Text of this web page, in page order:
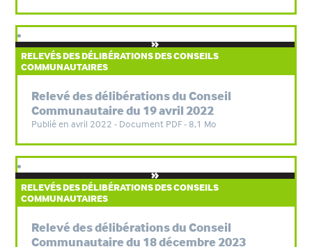
RELEVÉS DES DÉLIBÉRATIONS DES CONSEILS
COMMUNAUTAIRES
Relevé des délibérations du Conseil
Communautaire du 19 avril 2022
Publié en avril 2022 - Document PDF - 8,1 Mo
RELEVÉS DES DÉLIBÉRATIONS DES CONSEILS
COMMUNAUTAIRES
Relevé des délibérations du Conseil
Communautaire du 18 décembre 2023